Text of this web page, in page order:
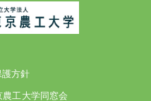
方針
工大学同窓会